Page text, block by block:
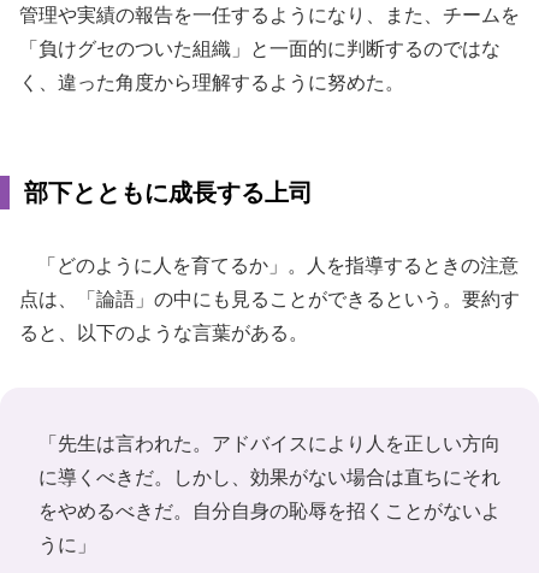
管理や実績の報告を一任するようになり、また、チームを
「負けグセのついた組織」と一面的に判断するのではな
く、違った角度から理解するように努めた。
部下とともに成長する上司
「どのように人を育てるか」。人を指導するときの注意
点は、「論語」の中にも見ることができるという。要約す
ると、以下のような言葉がある。
「先生は言われた。アドバイスにより人を正しい方向
に導くべきだ。しかし、効果がない場合は直ちにそれ
をやめるべきだ。自分自身の恥辱を招くことがないよ
うに」